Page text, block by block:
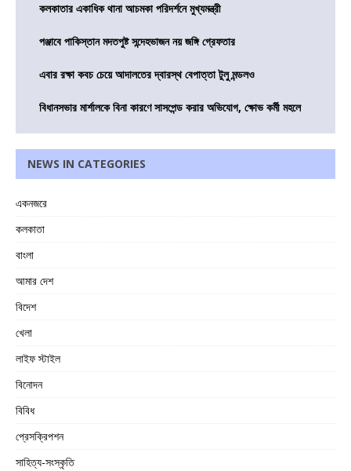
কলকাতার একাধিক থানা আচমকা পরিদর্শনে মুখ্যমন্ত্রী
পঞ্জাবে পাকিস্তান মদতপুষ্ট সন্দেহভাজন নয় জঙ্গি গ্রেফতার
এবার রক্ষা কবচ চেয়ে আদালতের দ্বারস্থ বেপাত্তা টুলু মন্ডলও
বিধানসভার মার্শালকে বিনা কারণে সাসপেন্ড করার অভিযোগ, ক্ষোভ কর্মী মহলে
NEWS IN CATEGORIES
একনজরে
কলকাতা
বাংলা
আমার দেশ
বিদেশ
খেলা
লাইফ স্টাইল
বিনোদন
বিবিধ
প্রেসক্রিপশন
সাহিত্য-সংস্কৃতি